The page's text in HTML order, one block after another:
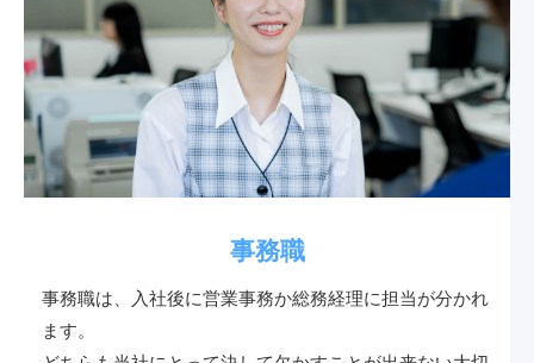
事務職
事務職は、入社後に営業事務か総務経理に担当が分かれ
ます。